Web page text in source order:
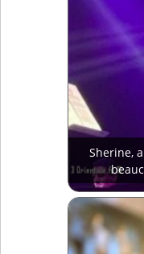
Sherine,